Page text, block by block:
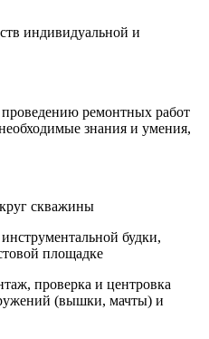
индивидуальной и
ремонтных работ
знания и умения,
скважины
будки,
площадке
проверка и центровка
(вышки, мачты) и